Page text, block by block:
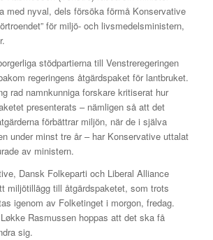
med nyval, dels försöka förmå Konservative
för miljö- och livsmedelsministern,
stödpartierna till Venstreregeringen
regeringens åtgärdspaket för lantbruket.
rad namnkunniga forskare kritiserat hur
presenterats – nämligen så att det
förbättrar miljön, när de i själva
under minst tre år – har Konservative uttalat
av ministern.
Dansk Folkeparti och Liberal Alliance
miljötillägg till åtgärdspaketet, som trots
igenom av Folketinget i morgon, fredag.
Rasmussen hoppas att det ska få
sig.